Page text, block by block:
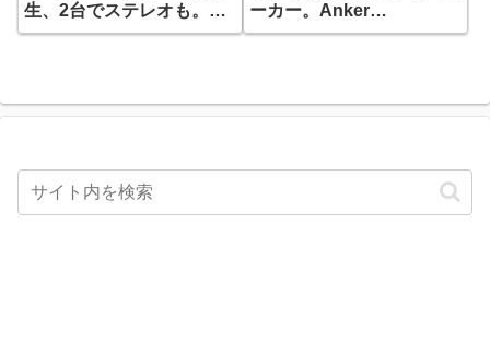
生、2台でステレオも。ア
ウトドアや風呂でも使える
ーカー。Anker
Soundcore Mini 3